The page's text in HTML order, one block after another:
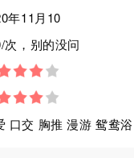
年11月10
次，别的没问
口交 胸推 漫游 鸳鸯浴